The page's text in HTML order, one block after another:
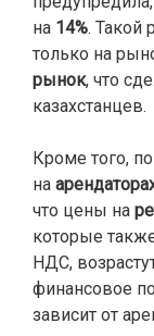
на 14%. Такой
только на
рынок, что
казахстанцев.
Кроме того,
на
что цены на
которые
НДС,
финансовое
зависит от